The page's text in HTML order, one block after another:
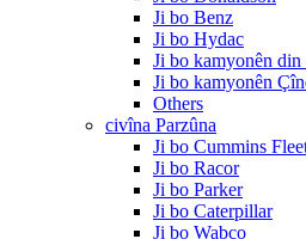
Ji bo Benz
Ji bo Hydac
Ji bo kamyonên din
Ji bo kamyonên
Others
civîna Parzûna
Ji bo Cummins
Ji bo Racor
Ji bo Parker
Ji bo Caterpillar
Ji bo Wabco